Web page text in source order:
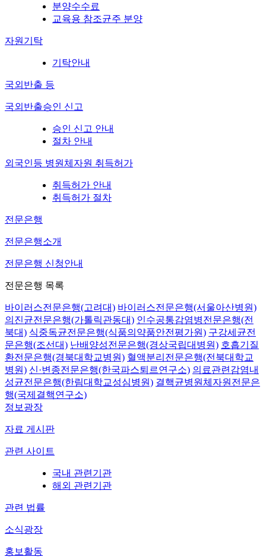
분양수수료
교육용 참조균주 분양
자원기탁
기탁안내
국외반출 등
국외반출승인 신고
승인 신고 안내
절차 안내
외국인등 병원체자원 취득허가
취득허가 안내
취득허가 절차
전문은행
전문은행소개
전문은행 신청안내
전문은행 목록
바이러스전문은행(고려대) 바이러스전문은행(서울아산병원)
의진균전문은행(가톨릭관동대) 인수공통감염병전문은행(전
북대) 식중독균전문은행(식품의약품안전평가원) 구강세균전
문은행(조선대) 난배양성전문은행(경상국립대병원) 호흡기질
환전문은행(경북대학교병원) 혈액분리전문은행(전북대학교
병원) 신·변종전문은행(한국파스퇴르연구소) 의료관련감염내
성균전문은행(한림대학교성심병원) 결핵균병원체자원전문은
행(국제결핵연구소)
정보광장
자료 게시판
관련 사이트
국내 관련기관
해외 관련기관
관련 법률
소식광장
홍보활동